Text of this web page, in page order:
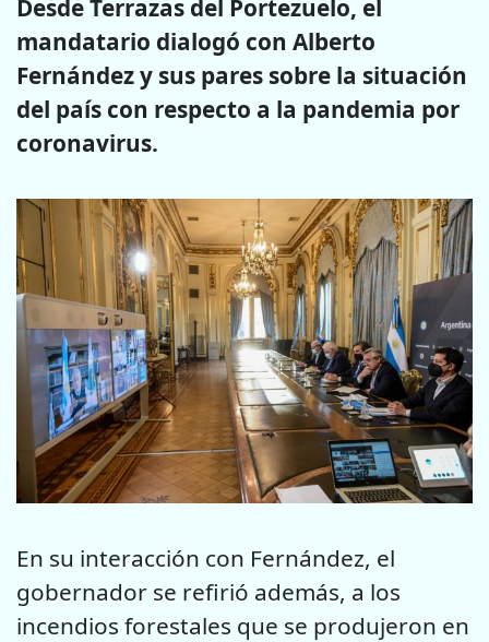
Desde Terrazas del Portezuelo, el
mandatario dialogó con Alberto
Fernández y sus pares sobre la situación
del país con respecto a la pandemia por
coronavirus.
En su interacción con Fernández, el
gobernador se refirió además, a los
incendios forestales que se produjeron en